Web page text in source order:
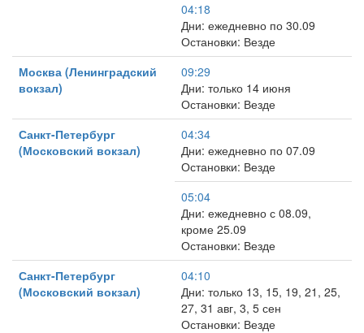
04:18
Дни: ежедневно по 30.09
Остановки: Везде
Москва (Ленинградский
вокзал)
09:29
Дни: только 14 июня
Остановки: Везде
Санкт-Петербург
(Московский вокзал)
04:34
Дни: ежедневно по 07.09
Остановки: Везде
05:04
Дни: ежедневно с 08.09,
кроме 25.09
Остановки: Везде
Санкт-Петербург
(Московский вокзал)
04:10
Дни: только 13, 15, 19, 21, 25,
27, 31 авг, 3, 5 сен
Остановки: Везде